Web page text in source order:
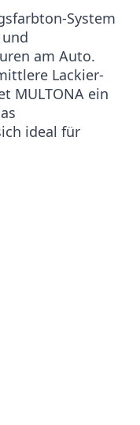
System
am Auto.
Lackier-
MULTONA ein
ideal für